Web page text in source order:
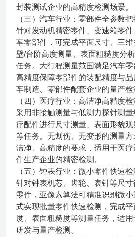
封装测试企业的高精度检测场景。
（三）汽车行业：零部件全参数把
针对发动机精密零件、变速箱零
车零部件，可完成平面尺寸、三维
壁/台阶高度测量、表面粗糙度分
任务。大行程测量范围满足汽车零
高精度保障零部件的装配精度与
车制造、零部件配套企业的量产检
（四）医疗行业：高洁净高精度检
采用非接触测量与低测力探针测
疗配件进行尺寸测量、表面形貌观
等任务。无划伤、无变形的测量
洁净、高精度的要求，适用于医
件生产企业的精密检测。
（五）钟表行业：微小零件快速检
针对钟表机芯、齿轮、表针等尺
零件，亚像素算法可精准识别微
式实现批量零件快速检测，完成
度、表面粗糙度等测量任务，适
研发与量产检测。